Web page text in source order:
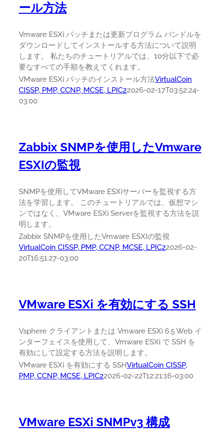
ール方法
Vmware ESXi パッチまたは更新プログラム バンドルを
ダウンロードしてインストールする方法について説明
します。 私たちのチュートリアルでは、10分以下で必
要なすべての手順を教えてくれます。
VMware ESXi パッチのインストール方法VirtualCoin
CISSP, PMP, CCNP, MCSE, LPIC22026-02-17T03:52:24-
03:00
Zabbix SNMPを使用したVmware
ESXIの監視
SNMPを使用してVMware ESXiサーバーを監視する方
法を学習します。 このチュートリアルでは、仮想マシ
ンではなく、VMware ESXi Serverを監視する方法を説
明します。
Zabbix SNMPを使用したVmware ESXIの監視
VirtualCoin CISSP, PMP, CCNP, MCSE, LPIC22026-02-
20T16:51:27-03:00
VMware ESXi を有効にする SSH
Vsphere クライアントまたは Vmware ESXi 6.5 Web イ
ンターフェイスを使用して、Vmware ESXi で SSH を
有効にして設定する方法を説明します。
VMware ESXi を有効にする SSHVirtualCoin CISSP,
PMP, CCNP, MCSE, LPIC22026-02-22T12:21:16-03:00
VMware ESXi SNMPv3 構成